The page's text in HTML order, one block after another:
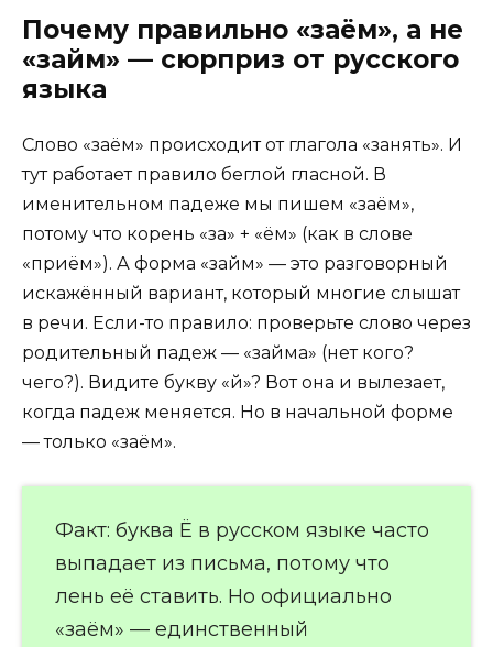
Почему правильно «заём», а не
«займ» — сюрприз от русского
языка
Слово «заём» происходит от глагола «занять». И
тут работает правило беглой гласной. В
именительном падеже мы пишем «заём»,
потому что корень «за» + «ём» (как в слове
«приём»). А форма «займ» — это разговорный
искажённый вариант, который многие слышат
в речи. Если-то правило: проверьте слово через
родительный падеж — «займа» (нет кого?
чего?). Видите букву «й»? Вот она и вылезает,
когда падеж меняется. Но в начальной форме
— только «заём».
Факт: буква Ё в русском языке часто
выпадает из письма, потому что
лень её ставить. Но официально
«заём» — единственный